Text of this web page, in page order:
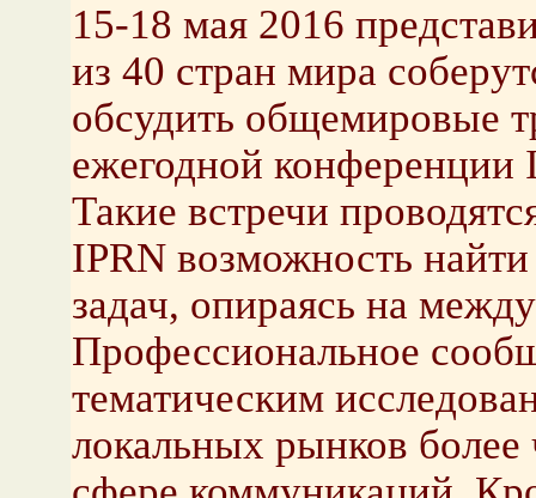
15-18 мая 2016
из 40 стран мира
обсудить общемировые
ежегодной конференции
Такие встречи
IPRN возможность
задач, опираясь на
Профессиональное
тематическим
локальных рынков более